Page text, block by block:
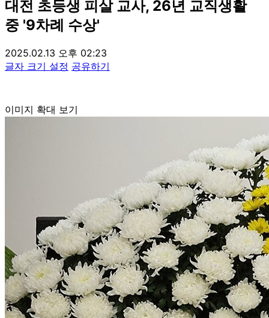
대전 초등생 피살 교사, 26년 교직생활
중 '9차례 수상'
2025.02.13 오후 02:23
글자 크기 설정 공유하기
이미지 확대 보기